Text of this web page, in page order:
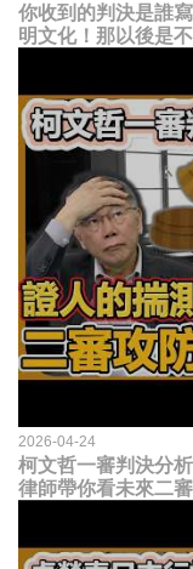
你收到的判決是誰
明文化！那以後是
2026-04-24
柯文哲一審判決分
律師帶你看未來二